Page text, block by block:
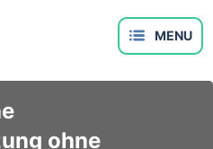
ohne